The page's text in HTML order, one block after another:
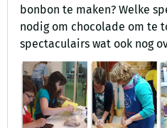
bonbon te maken? Welke
nodig om chocolade om te
spectaculairs wat ook nog